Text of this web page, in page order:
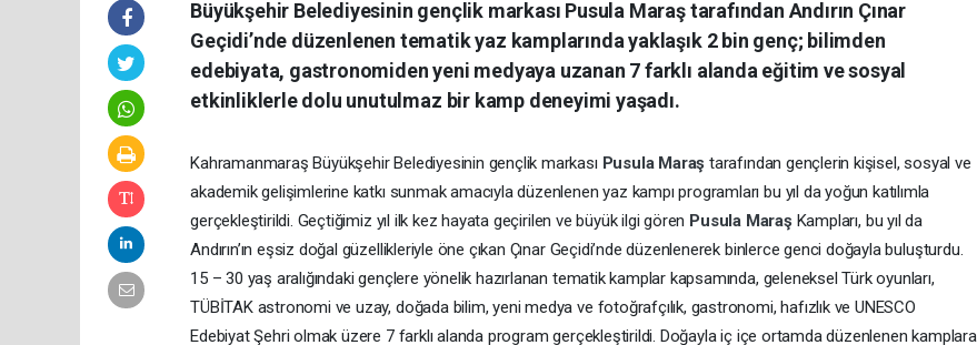
Büyükşehir Belediyesinin gençlik markası Pusula Maraş tarafından Andırın Çınar
Geçidi’nde düzenlenen tematik yaz kamplarında yaklaşık 2 bin genç; bilimden
edebiyata, gastronomiden yeni medyaya uzanan 7 farklı alanda eğitim ve sosyal
etkinliklerle dolu unutulmaz bir kamp deneyimi yaşadı.
Kahramanmaraş Büyükşehir Belediyesinin gençlik markası Pusula Maraştarafından gençlerin kişisel, sosyal ve
akademik gelişimlerine katkı sunmak amacıyla düzenlenen yaz kampı programları bu yıl da yoğun katılımla
gerçekleştirildi. Geçtiğimiz yıl ilk kez hayata geçirilen ve büyük ilgi gören Pusula Maraş Kampları, bu yıl da
Andırın’ın eşsiz doğal güzellikleriyle öne çıkan Çınar Geçidi’nde düzenlenerek binlerce genci doğayla buluşturdu.
15 – 30 yaş aralığındaki gençlere yönelik hazırlanan tematik kamplar kapsamında, geleneksel Türk oyunları,
TÜBİTAK astronomi ve uzay, doğada bilim, yeni medya ve fotoğrafçılık, gastronomi, hafızlık ve UNESCO
Edebiyat Şehri olmak üzere 7 farklı alanda program gerçekleştirildi. Doğayla iç içe ortamda düzenlenen kamplara